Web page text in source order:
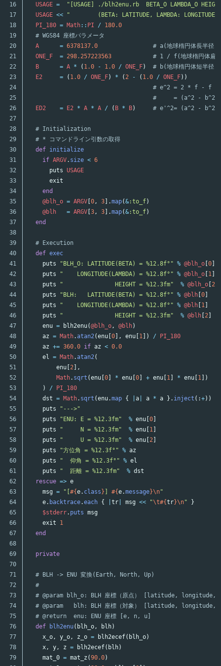
16
17
18
19
20
21
22
23
24
25
26
27
28
29
30
31
32
33
34
35
36
37
38
39
40
41
42
43
44
45
46
47
48
49
50
51
52
53
54
55
56
57
58
59
60
61
62
63
64
65
66
67
68
69
70
71
72
73
74
75
76
77
78
79
USAGE =
"[USAGE] ./blh2enu.rb  BETA_O LAMBDA_O
USAGE <<
"        (BETA: LATITUDE, LAMBDA:
PI_180 = Math:: PI /
180.0
# WGS84 座標パラメータ
A
= 6378137.0
# a(地球楕円体長半径(
ONE_F
= 298.257223563
# 1 / f(地球楕円体
B
= A * ( 1.0 - 1.0 / ONE_F)
# b(地球楕円体短半径)
E2
= ( 1.0 / ONE_F) * ( 2 - ( 1.0 / ONE_F))
# e^2 = 2 * f - f
#     = (a^2 - b^2)
ED2
= E2 * A * A / ( B * B) # e'^2= (a^2 - b^2)
# Initialization
# * コマンドライン引数の取得
def initialize
if ARGV. size < 6
puts USAGE
exit
end
@blh_o = ARGV [0 , 3].map(&:to_f)
@blh
= ARGV [3 , 3].map(&:to_f)
end
# Execution
def exec
puts
"BLH_O: LATITUDE(BETA) = %12.8f°" % @blh_o [0]
puts
"    LONGITUDE(LAMBDA) = %12.8f°" % @blh_o [1 ]
puts
"               HEIGHT = %12.3fm" % @blh_o [2
puts
"BLH:   LATITUDE(BETA) = %12.8f°" % @blh [0]
puts
"    LONGITUDE(LAMBDA) = %12.8f°" % @blh [1 ]
puts
"               HEIGHT = %12.3fm" % @blh [2 ]
enu = blh2enu(@blh_o , @blh)
az = Math.atan2 (enu [0], enu [1 ]) /
PI_180
az += 360.0 if az < 0.0
el
= Math.atan2 (
enu [2 ],
Math. sqrt (enu [0] * enu [0] + enu [1 ] * enu [1 ])
)
/
PI_180
dst = Math. sqrt (enu.map { a a * a }. inject (:+))
puts
"--->"
puts
"ENU: E = %12.3fm" % enu [0]
puts
"     N = %12.3fm" % enu [1 ]
puts
"     U = %12.3fm" % enu [2 ]
puts
"方位角 = %12.3f°" % az
puts
"  仰角 = %12.3f°" % el
puts
"  距離 = %12.3fm" % dst
rescue => e
msg = "[#{e. class} ] #{e.message}\n"
e. backtrace.each { tr msg << "\t#{tr}\n"
}
$stderr. puts msg
exit
1
end
private
# BLH -> ENU 変換(Earth, North, Up)
#
# @param blh_o: BLH 座標（原点） [latitude, longitude,
# @param   blh: BLH 座標（対象） [latitude, longitude,
# @return  enu: ENU 座標 [e, n, u]
def
blh2enu( blh_o , blh)
x_o , y_o , z_o = blh2ecef( blh_o)
x , y , z = blh2ecef( blh)
mat_0 = mat_z (90.0)